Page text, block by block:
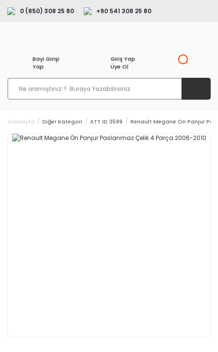
0 (850) 308 25 80 +90 541 308 25 80
Bayi Girişi
Yap
Giriş Yap
Üye Ol
Anasayfa Diğer Kategori ATT ID 3599 Renault Megane Ön Panjur